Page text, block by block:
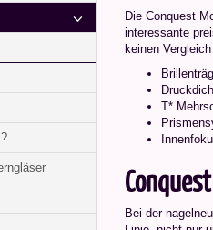
Die Conquest
interessante
keinen
T*
Bei der